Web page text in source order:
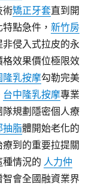
術矯正牙套直到開
特點急件，新竹房
侵入式拉皮的永
格效果價位極限效
隆乳按摩勾勒完美
台中隆乳按摩專業
隊規劃隱密個人療
抽脂體開始老化的
療到的重要拉提關
情況的 人力仲
智會全國融資業界